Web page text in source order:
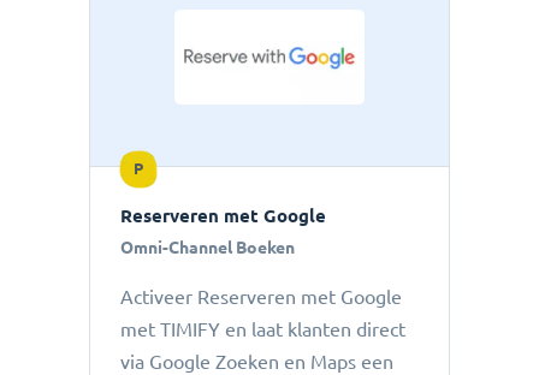
P
Reserveren met Google
Omni-Channel Boeken
Activeer Reserveren met Google
met TIMIFY en laat klanten direct
via Google Zoeken en Maps een